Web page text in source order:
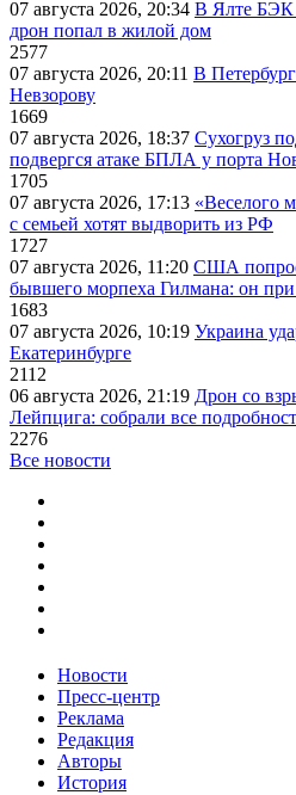
07 августа 2026, 20:34 В Ялте БЭК
дрон попал в жилой дом
2577
07 августа 2026, 20:11 В
Невзорову
1669
07 августа 2026, 18:37 Сухогруз
подвергся атаке БПЛА у порта
1705
07 августа 2026, 17:13 «Веселого
с семьей хотят выдворить из РФ
1727
07 августа 2026, 11:20 США
бывшего морпеха Гилмана: он при
1683
07 августа 2026, 10:19 Украина
Екатеринбурге
2112
06 августа 2026, 21:19 Дрон со
Лейпцига: собрали все
2276
Все новости
Новости
Пресс-центр
Реклама
Редакция
Авторы
История